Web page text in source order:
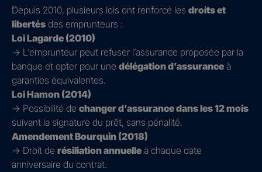
Depuis 2010, plusieurs lois ont renforcé les droits et
libertés des emprunteurs :
Loi Lagarde (2010)
→ L’emprunteur peut refuser l’assurance proposée par la
banque et opter pour une délégation d’assurance à
garanties équivalentes.
Loi Hamon (2014)
→ Possibilité de changer d’assurance dans les 12 mois
suivant la signature du prêt, sans pénalité.
Amendement Bourquin (2018)
→ Droit de résiliation annuelle à chaque date
anniversaire du contrat.